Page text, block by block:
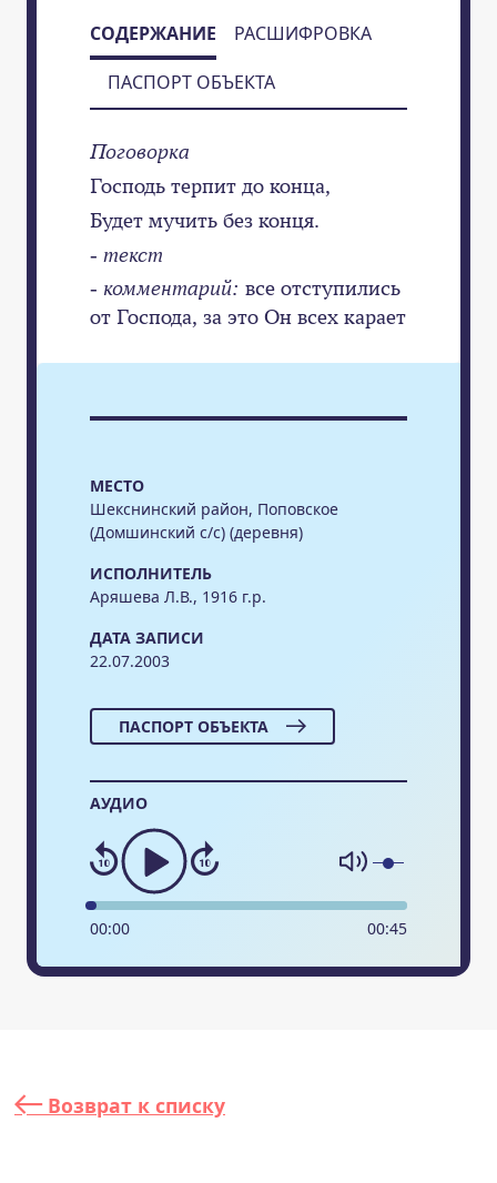
МЕСТО
Шекснинский район, Поповское
(Домшинский с/с) (деревня)
ИСПОЛНИТЕЛЬ
Аряшева Л.В., 1916 г.р.
ДАТА ЗАПИСИ
22.07.2003
ПАСПОРТ ОБЪЕКТА
АУДИО
00:00 00:45
СОДЕРЖАНИЕ
РАСШИФРОВКА
ПАСПОРТ ОБЪЕКТА
Поговорка
Господь терпит до конца,
Будет мучить без конця.
- текст
- комментарий: все отступились
от Господа, за это Он всех карает
Возврат к списку